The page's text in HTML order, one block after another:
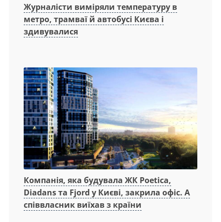
Журналісти виміряли температуру в
метро, трамваї й автобусі Києва і
здивувалися
Компанія, яка будувала ЖК Poetica,
Diadans та Fjord у Києві, закрила офіс. А
співвласник виїхав з країни